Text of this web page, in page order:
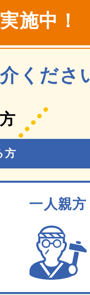
施中！
くださ
方
一人親方